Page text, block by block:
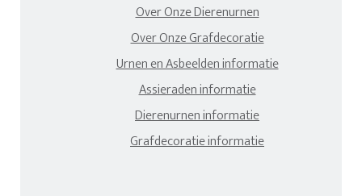
Over Onze Dierenurnen
Over Onze Grafdecoratie
Urnen en Asbeelden informatie
Assieraden informatie
Dierenurnen informatie
Grafdecoratie informatie